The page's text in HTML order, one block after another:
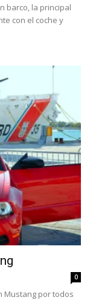
barco, la principal
con el coche y
0
Mustang por todos